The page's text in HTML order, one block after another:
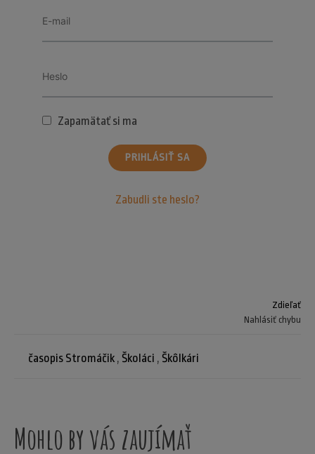
Zapamätať si ma
PRIHLÁSIŤ SA
Zabudli ste heslo?
Zdieľať
Nahlásiť chybu
časopis Stromáčik , Školáci , Škôlkári
Mohlo by vás zaujímať